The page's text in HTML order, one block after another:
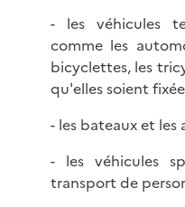
- les véhicules
comme les
bicyclettes, les
qu'elles soient
- les bateaux et les
- les véhicules
transport de